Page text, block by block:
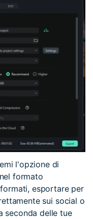
l'opzione di
formato
esportare per
sui social o
seconda delle tue